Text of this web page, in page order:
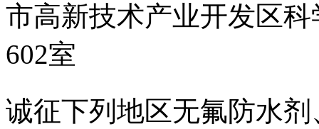
市高新技术产业开发区
602室
诚征下列地区无氟防水